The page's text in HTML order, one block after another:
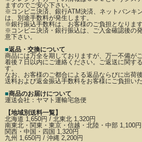
ますのでご安心下さい。
※コンビニ決済、銀行ATM決済、ネットバンキ
は、別途手数料が発生します。
※銀行振込手数料は、お客様のご負担となります
※コンビニ決済・銀行振込は、ご入金確認後の
意下さい。
■返品・交換について
商品には万全を期しておりますが、万一不備が
着後７日以内にご連絡ください。
ご返送に関す
す。
なお、お客様のご都合による返品ならびに出荷
送料および返金振込手数料をお客様にご負担い
■商品のお届けについて
運送会社： ヤマト運輸宅急便
【地域別送料一覧】
北海道 1,650円 / 北東北 1,320円
南東北・関東・東京・信越・北陸・中部 1,100円
関西・中国・四国 1,320円
九州 1,650円 / 沖縄 2,200円